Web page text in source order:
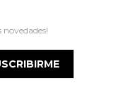
novedades!